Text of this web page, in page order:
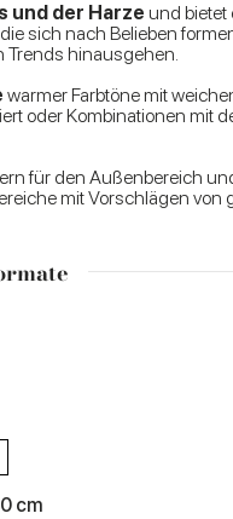
und der Harze und bietet
sich nach Belieben
Trends hinausgehen.
warmer Farbtöne mit
oder Kombinationen mit
für den Außenbereich
mit Vorschlägen
cm